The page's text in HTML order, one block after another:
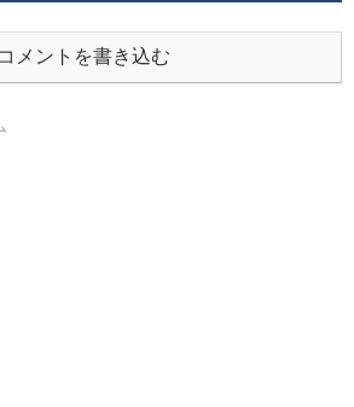
コメントを書き込む